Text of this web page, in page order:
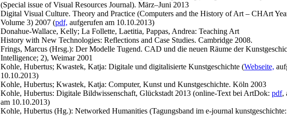
(Special issue of Visual Resources Journal). März–Juni 2013
Digital Visual Culture. Theory and Practice (Computers and the History of Art – CHArt
Volume 3) 2007 (pdf, aufgerufen am 10.10.2013)
Donahue-Wallace, Kelly; La Follette, Laetitia, Pappas, Andrea: Teaching Art
History with New Technologies: Reflections and Case Studies. Cambridge 2008.
Frings, Marcus (Hrsg.): Der Modelle Tugend. CAD und die neuen Räume der
Intelligence; 2), Weimar 2001
Kohle, Hubertus; Kwastek, Katja: Digitale und digitalisierte Kunstgeschichte (Webseite,
10.10.2013)
Kohle, Hubertus; Kwastek, Katja: Computer, Kunst und Kunstgeschichte. Köln 2003
Kohle, Hubertus: Digitale Bildwissenschaft, Glückstadt 2013 (online-Text bei ArtDok: pdf,
am 10.10.2013)
Kohle, Hubertus (Hg.): Networked Humanities (Tagungsband im e-journal kunstgeschichte: